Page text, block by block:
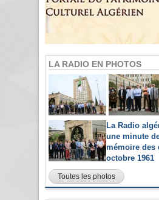
LA RADIO EN PHOTOS
La Radio
une minute
mémoire des
octobre 1961
Toutes les photos